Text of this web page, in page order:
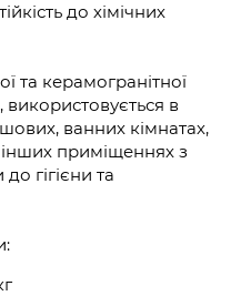
до хімічних
та керамогранітної
використовується в
ванних кімнатах,
інших приміщеннях з
гігієни та